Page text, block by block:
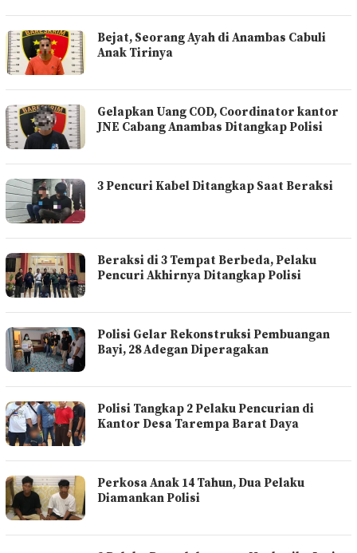
Bejat, Seorang Ayah di Anambas Cabuli
Anak Tirinya
Gelapkan Uang COD, Coordinator kantor
JNE Cabang Anambas Ditangkap Polisi
3 Pencuri Kabel Ditangkap Saat Beraksi
Beraksi di 3 Tempat Berbeda, Pelaku
Pencuri Akhirnya Ditangkap Polisi
Polisi Gelar Rekonstruksi Pembuangan
Bayi, 28 Adegan Diperagakan
Polisi Tangkap 2 Pelaku Pencurian di
Kantor Desa Tarempa Barat Daya
Perkosa Anak 14 Tahun, Dua Pelaku
Diamankan Polisi